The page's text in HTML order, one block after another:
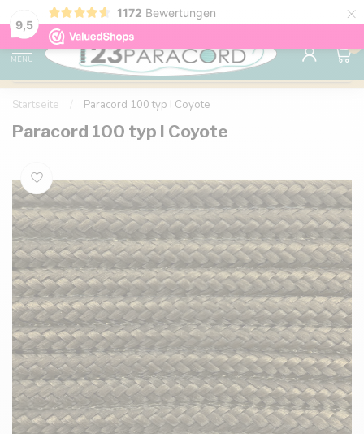
9,5
1172 Bewertungen ×
Kostenlose Lieferung nach Hause ab 150 €
MENU
0
Startseite Paracord 100 typ I Coyote
Paracord 100 typ I Coyote